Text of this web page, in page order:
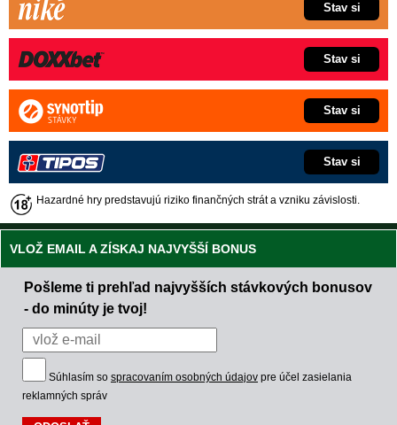
Stav si
Stav si
Stav si
Stav si
Hazardné hry predstavujú riziko finančných strát a vzniku závislosti.
VLOŽ EMAIL A ZÍSKAJ NAJVYŠŠÍ BONUS
Pošleme ti prehľad najvyšších stávkových bonusov
- do minúty je tvoj!
Súhlasím so spracovaním osobných údajov pre účel zasielania
reklamných správ